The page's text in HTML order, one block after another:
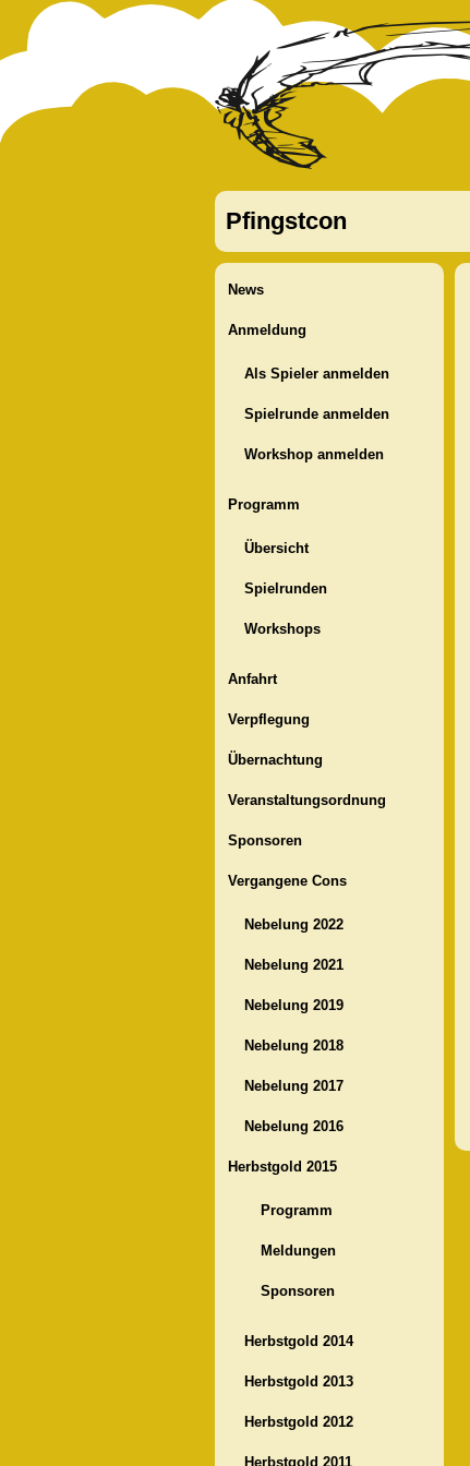
Pfingstcon
News
Anmeldung
Als Spieler anmelden
Spielrunde anmelden
Workshop anmelden
Programm
Übersicht
Spielrunden
Workshops
Anfahrt
Verpflegung
Übernachtung
Veranstaltungsordnung
Sponsoren
Vergangene Cons
Nebelung 2022
Nebelung 2021
Nebelung 2019
Nebelung 2018
Nebelung 2017
Nebelung 2016
Herbstgold 2015
Programm
Meldungen
Sponsoren
Herbstgold 2014
Herbstgold 2013
Herbstgold 2012
Herbstgold 2011